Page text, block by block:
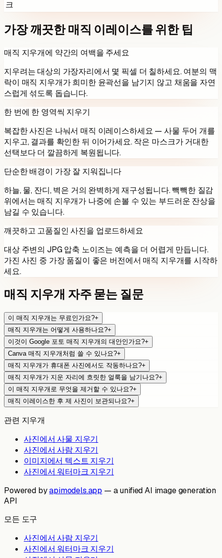
크
가장 깨끗한 매직 이레이스를 위한 팁
매직 지우개에 약간의 여백을 주세요
지우려는 대상의 가장자리에서 몇 픽셀 더 칠하세요. 여분의 맥
락이 매직 지우개가 희미한 윤곽선을 남기지 않고 채움을 자연
스럽게 섞도록 돕습니다.
한 번에 한 영역씩 지우기
복잡한 사진은 나눠서 매직 이레이스하세요 — 사물 두어 개를
지우고, 결과를 확인한 뒤 이어가세요. 작은 마스크가 거대한
선택보다 더 깔끔하게 복원됩니다.
단순한 배경이 가장 잘 지워집니다
하늘, 물, 잔디, 벽은 거의 완벽하게 재구성됩니다. 빽빽한 질감
위에서는 매직 지우개가 나중에 손볼 수 있는 부드러운 잔상을
남길 수 있습니다.
깨끗하고 고품질인 사진을 업로드하세요
대상 주변의 JPG 압축 노이즈는 예측을 더 어렵게 만듭니다.
가진 사진 중 가장 품질이 좋은 버전에서 매직 지우개를 시작하
세요.
매직 지우개 자주 묻는 질문
이 매직 지우개는 무료인가요?+
매직 지우개는 어떻게 사용하나요?+
이것이 Google 포토 매직 지우개의 대안인가요?+
Canva 매직 지우개처럼 쓸 수 있나요?+
매직 지우개가 휴대폰 사진에서도 작동하나요?+
매직 지우개가 지운 자리에 흐릿한 얼룩을 남기나요?+
이 매직 지우개로 무엇을 제거할 수 있나요?+
매직 이레이스한 후 제 사진이 보관되나요?+
관련 지우개
사진에서 사물 지우기
사진에서 사람 지우기
이미지에서 텍스트 지우기
사진에서 워터마크 지우기
Powered byapimodels.app — a unified AI image generation
API
모든 도구
사진에서 사람 지우기
사진에서 워터마크 지우기